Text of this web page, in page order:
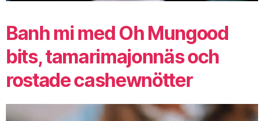
Banh mi med Oh Mungood
bits, tamarimajonnäs och
rostade cashewnötter